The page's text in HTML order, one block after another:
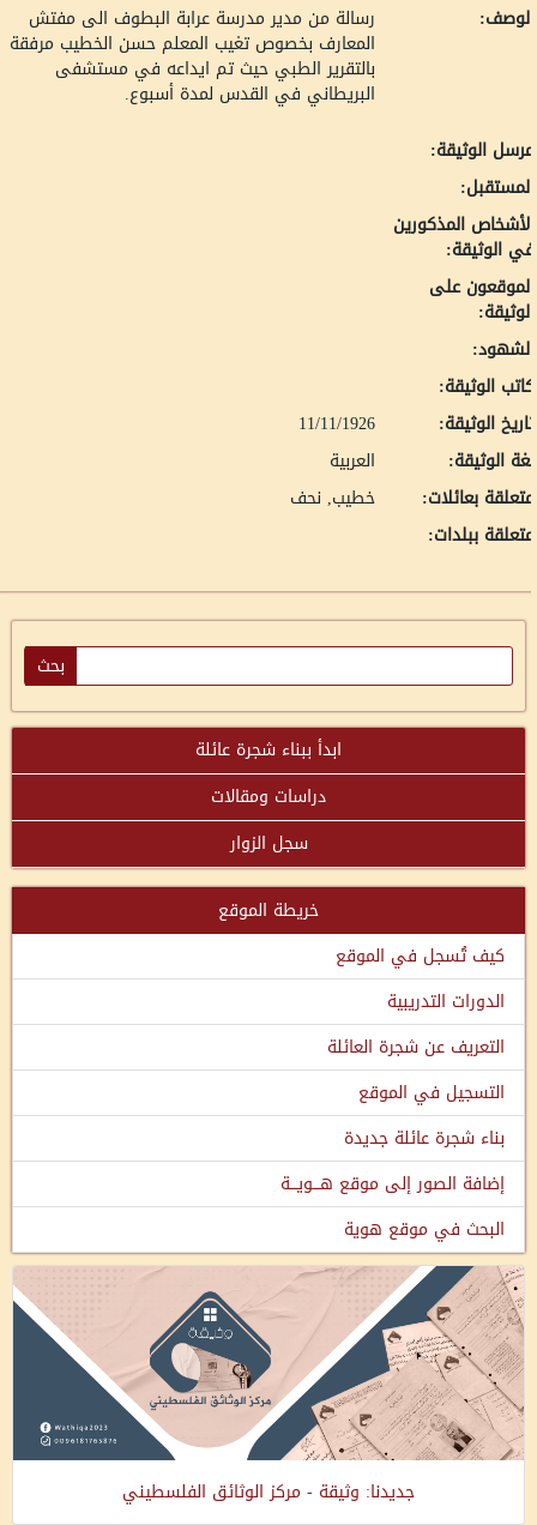
رسالة من مدير مدرسة عرابة البطوف الى مفتش
المعارف بخصوص تغيب المعلم حسن الخطيب مرفقة
بالتقرير الطبي حيث تم ايداعه في مستشفى
البريطاني في القدس لمدة أسبوع.
الوثيقة:
المذكورين
الوثيقة:
على
الوثيقة:
الوثيقة:
11/11/1926
الوثيقة:
العربية
بعائلات:
خطيب, نحف
ببلدات:
ابدأ ببناء شجرة عائلة
دراسات ومقالات
سجل الزوار
خريطة الموقع
كيف تُسجل في الموقع
الدورات التدريبية
التعريف عن شجرة العائلة
التسجيل في الموقع
بناء شجرة عائلة جديدة
إضافة الصور إلى موقع هـــويـــة
البحث في موقع هوية
جديدنا: وثيقة - مركز الوثائق الفلسطيني